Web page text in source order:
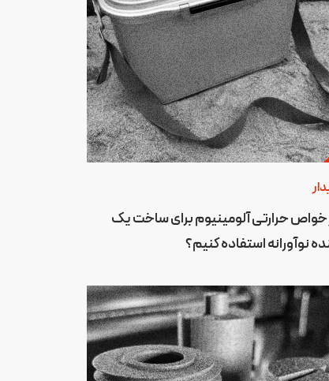
خواص حرارتی آلومینیوم برای ساخت یک
نوآورانه استفاده کنیم؟